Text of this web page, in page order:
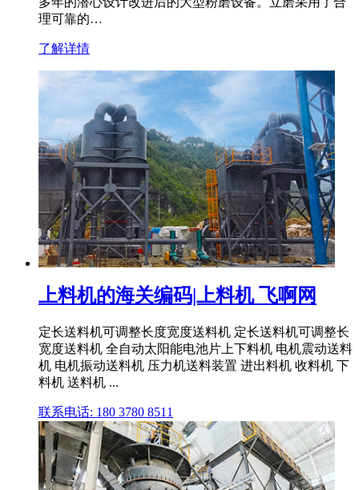
理可靠的…
了解详情
上料机的海关编码|上料机 飞啊网
定长送料机可调整长度宽度送料机 定长送料机可调整长
宽度送料机 全自动太阳能电池片上下料机 电机震动送料
机 电机振动送料机 压力机送料装置 进出料机 收料机 下
料机 送料机 ...
联系电话: 180 3780 8511